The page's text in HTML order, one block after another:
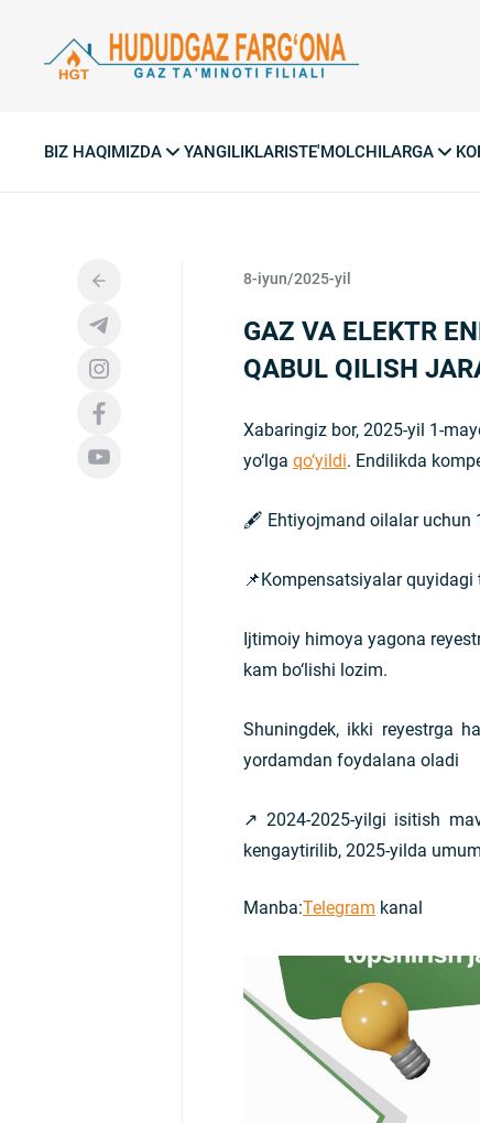
BIZ HAQIMIZDA YANGILIKLARISTE'MOLCHILARGA
8-iyun/2025-yil
GAZ VA ELEKTR
QABUL QILISH
Xabaringiz bor, 2025-yil 1-
yo‘lga qo‘yildi. Endilikda
🖋 Ehtiyojmand oilalar uchun
📌Kompensatsiyalar
Ijtimoiy himoya yagona
kam bo‘lishi lozim.
Shuningdek, ikki reyestrga
yordamdan foydalana oladi
↗️ 2024-2025-yilgi isitish
kengaytirilib, 2025-yilda
Manba:Telegram kanal